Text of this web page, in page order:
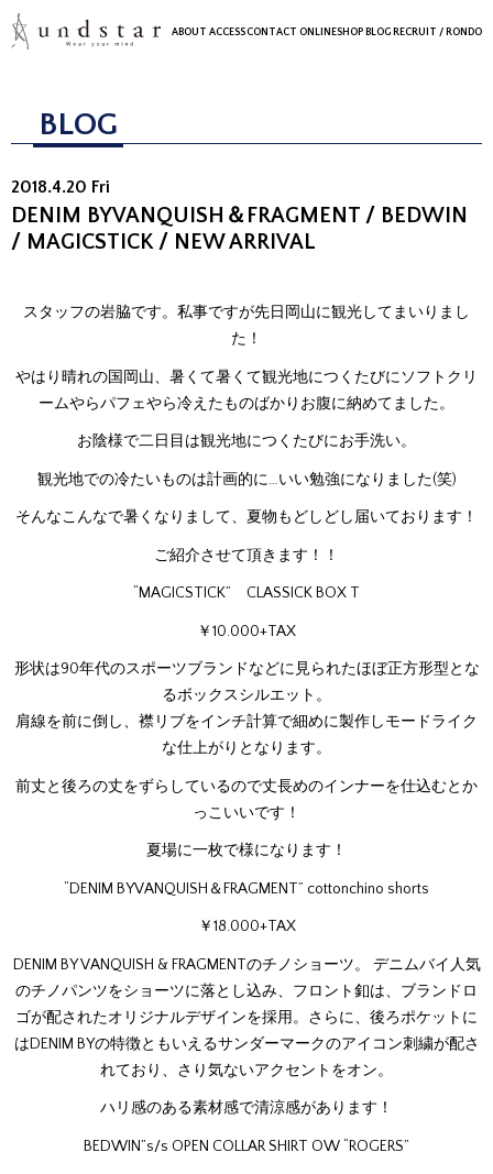
ABOUT ACCESSCONTACT ONLINESHOP BLOG RECRUIT / RONDO
BLOG
2018.4.20 Fri
DENIM BYVANQUISH＆FRAGMENT / BEDWIN
/ MAGICSTICK / NEW ARRIVAL
スタッフの岩脇です。私事ですが先日岡山に観光してまいりまし
た！
やはり晴れの国岡山、暑くて暑くて観光地につくたびにソフトクリ
ームやらパフェやら冷えたものばかりお腹に納めてました。
お陰様で二日目は観光地につくたびにお手洗い。
観光地での冷たいものは計画的に…いい勉強になりました(笑)
そんなこんなで暑くなりまして、夏物もどしどし届いております！
ご紹介させて頂きます！！
“MAGICSTICK” CLASSICK BOX T
￥10.000+TAX
形状は90年代のスポーツブランドなどに見られたほぼ正方形型とな
るボックスシルエット。
肩線を前に倒し、襟リブをインチ計算で細めに製作しモードライク
な仕上がりとなります。
前丈と後ろの丈をずらしているので丈長めのインナーを仕込むとか
っこいいです！
夏場に一枚で様になります！
“DENIM BYVANQUISH＆FRAGMENT” cottonchino shorts
￥18.000+TAX
DENIM BY VANQUISH & FRAGMENTのチノショーツ。 デニムバイ人気
のチノパンツをショーツに落とし込み、フロント釦は、ブランドロ
ゴが配されたオリジナルデザインを採用。さらに、後ろポケットに
はDENIM BYの特徴ともいえるサンダーマークのアイコン刺繍が配さ
れており、さり気ないアクセントをオン。
ハリ感のある素材感で清涼感があります！
BEDWIN”s/s OPEN COLLAR SHIRT OW “ROGERS”